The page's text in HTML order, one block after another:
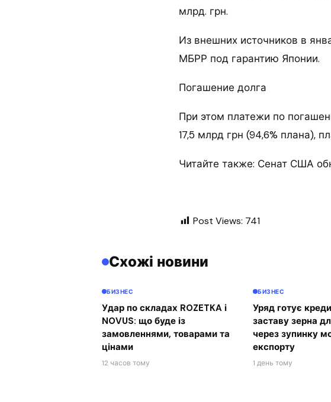
млрд. грн.
Из внешних источников в
МБРР под гарантию Японии.
Погашение долга
При этом платежи по
17,5 млрд грн (94,6% плана),
Читайте также: Сенат США
Post Views: 741
Схожі новини
БИЗНЕС
Удар по складах ROZETKA і
NOVUS: що буде із
замовленнями, товарами та
цінами
12 часов тому
БИЗНЕС
Уряд готує
заставу зерна
через зупинку
експорту
1 день тому